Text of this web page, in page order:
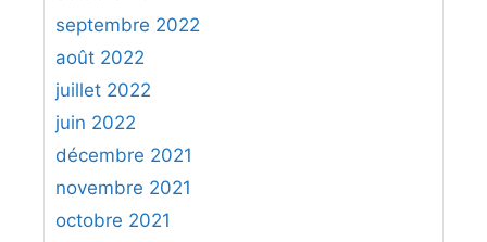
septembre 2022
août 2022
juillet 2022
juin 2022
décembre 2021
novembre 2021
octobre 2021